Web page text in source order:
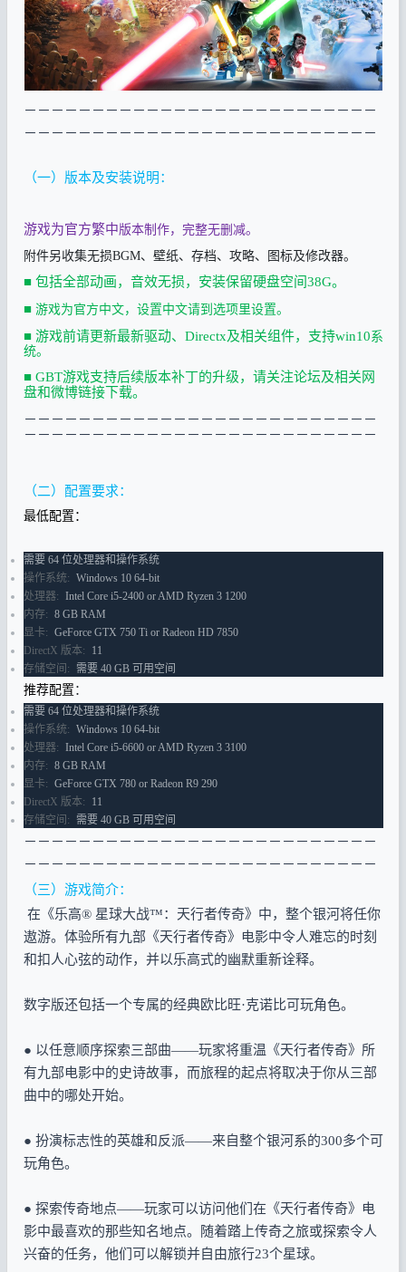
－－－－－－－－－－－－－－－－－－－－－－－－－－
－－－－－－－－－－－－－－－－－－－－－－－－－－
（一）版本及安装说明：
游戏为官方繁中版本制作，完整无删减。
附件另收集无损BGM、壁纸、存档、攻略、图标及修改器。
■包括全部动画，音效无损，安装保留硬盘空间38G。
■ 游戏为官方中文，设置中文请到选项里设置。
■游戏前请更新最新驱动、Directx及相关组件，支持win10系
统。
■GBT游戏支持后续版本补丁的升级，请关注论坛及相关网
盘和微博链接下载。
－－－－－－－－－－－－－－－－－－－－－－－－－－
－－－－－－－－－－－－－－－－－－－－－－－－－－
（二）配置要求：
最低配置：
需要 64 位处理器和操作系统
操作系统: Windows 10 64-bit
处理器: Intel Core i5-2400 or AMD Ryzen 3 1200
内存: 8 GB RAM
显卡: GeForce GTX 750 Ti or Radeon HD 7850
DirectX 版本:
11
存储空间: 需要 40 GB 可用空间
推荐配置 ：
需要 64 位处理器和操作系统
操作系统: Windows 10 64-bit
处理器: Intel Core i5-6600 or AMD Ryzen 3 3100
内存: 8 GB RAM
显卡: GeForce GTX 780 or Radeon R9 290
DirectX 版本:
11
存储空间: 需要 40 GB 可用空间
－－－－－－－－－－－－－－－－－－－－－－－－－－
－－－－－－－－－－－－－－－－－－－－－－－－－－
（三）游戏简介：
在《乐高® 星球大战™：天行者传奇》中，整个银河将任你
遨游。体验所有九部《天行者传奇》电影中令人难忘的时刻
和扣人心弦的动作，并以乐高式的幽默重新诠释。
数字版还包括一个专属的经典欧比旺·克诺比可玩角色。
● 以任意顺序探索三部曲——玩家将重温《天行者传奇》所
有九部电影中的史诗故事，而旅程的起点将取决于你从三部
曲中的哪处开始。
● 扮演标志性的英雄和反派——来自整个银河系的300多个可
玩角色。
● 探索传奇地点——玩家可以访问他们在《天行者传奇》电
影中最喜欢的那些知名地点。随着踏上传奇之旅或探索令人
兴奋的任务，他们可以解锁并自由旅行23个星球。